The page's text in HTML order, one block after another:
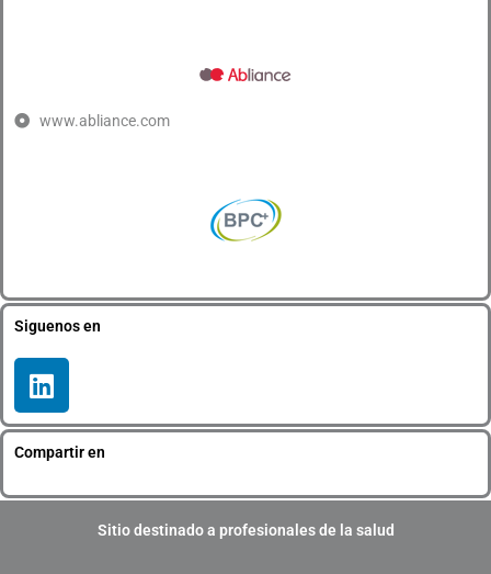
www.abliance.com
Siguenos en
L
i
n
k
d
Compartir en
Sitio destinado a profesionales de la salud